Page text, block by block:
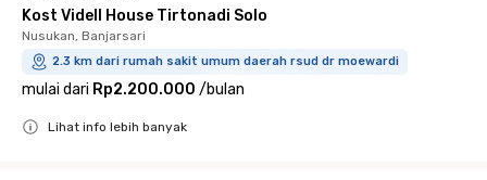
Kost Videll House Tirtonadi Solo
Nusukan, Banjarsari
2.3 km dari rumah sakit umum daerah rsud dr moewardi
mulai dari Rp2.200.000 /bulan
Lihat info lebih banyak